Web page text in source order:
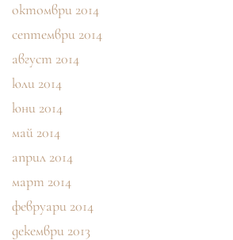
октомври 2014
септември 2014
август 2014
юли 2014
юни 2014
май 2014
април 2014
март 2014
февруари 2014
декември 2013